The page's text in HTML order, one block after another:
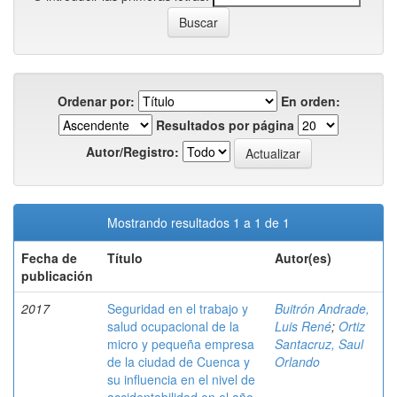
Ordenar por:
En orden:
Resultados por página
Autor/Registro:
Mostrando resultados 1 a 1 de 1
Fecha de
publicación
Título Autor(es)
2017
Seguridad en el trabajo y
salud ocupacional de la
micro y pequeña empresa
de la ciudad de Cuenca y
su influencia en el nivel de
Buitrón Andrade,
Luis René; Ortiz
Santacruz, Saul
Orlando